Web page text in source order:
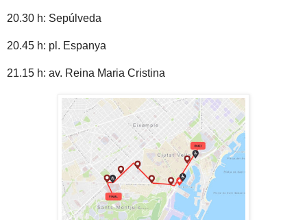
20.30 h: Sepúlveda
20.45 h: pl. Espanya
21.15 h: av. Reina Maria Cristina